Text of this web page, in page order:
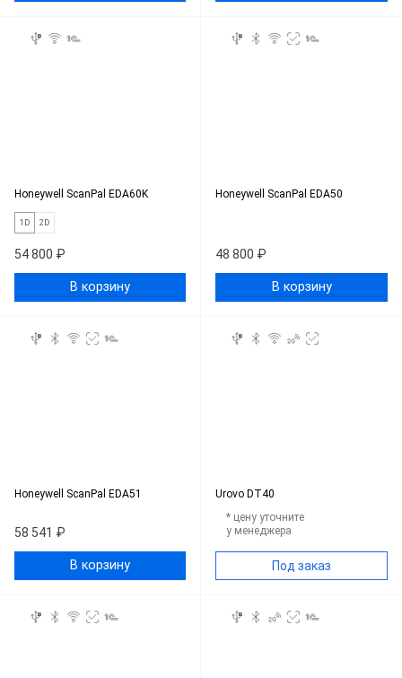
Honeywell ScanPal EDA60K
1D 2D
54 800 ₽
В корзину
Honeywell ScanPal EDA50
48 800 ₽
В корзину
Honeywell ScanPal EDA51
58 541 ₽
В корзину
Urovo DT40
* цену уточните
у менеджера
Под заказ